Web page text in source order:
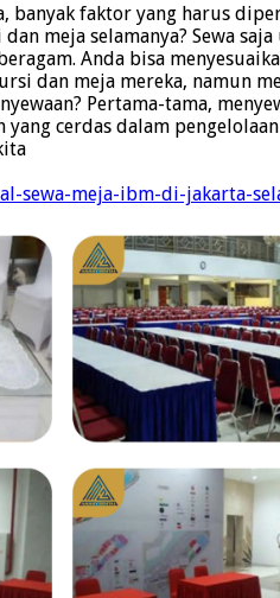
banyak faktor yang harus
meja selamanya? Sewa
Anda bisa
dan meja mereka, namun
Pertama-tama,
yang cerdas dalam
sewa-meja-ibm-di-jakarta-